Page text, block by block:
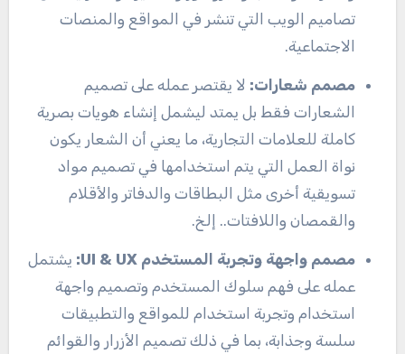
تصاميم الويب التي تنشر في المواقع والمنصات
الاجتماعية.
مصمم شعارات: لا يقتصر عمله على تصميم
الشعارات فقط بل يمتد ليشمل إنشاء هويات بصرية
كاملة للعلامات التجارية، ما يعني أن الشعار يكون
نواة العمل التي يتم استخدامها في تصميم مواد
تسويقية أخرى مثل البطاقات والدفاتر والأقلام
والقمصان واللافتات.. إلخ.
مصمم واجهة وتجربة المستخدم UI & UX:
يشتمل
عمله على فهم سلوك المستخدم وتصميم واجهة
استخدام وتجربة استخدام للمواقع والتطبيقات
سلسة وجذابة، بما في ذلك تصميم الأزرار والقوائم